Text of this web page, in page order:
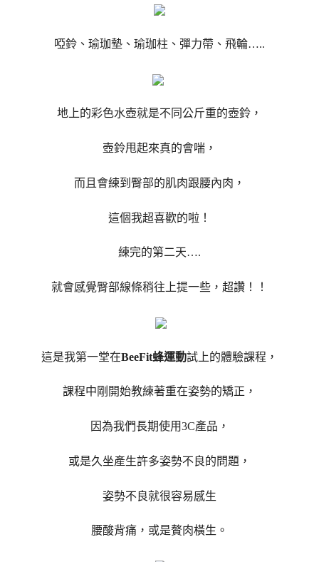
啞鈴、瑜珈墊、瑜珈柱、彈力帶、飛輪…..
地上的彩色水壺就是不同公斤重的壺鈴，
壺鈴甩起來真的會喘，
而且會練到臀部的肌肉跟腰內肉，
這個我超喜歡的啦！
練完的第二天….
就會感覺臀部線條稍往上提一些，超讚！！
這是我第一堂在BeeFit蜂運動試上的體驗課程，
課程中剛開始教練著重在姿勢的矯正，
因為我們長期使用3C產品，
或是久坐產生許多姿勢不良的問題，
姿勢不良就很容易感生
腰酸背痛，或是贅肉橫生。